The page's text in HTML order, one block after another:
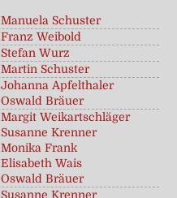
Manuela Schuster
Franz Weibold
Stefan Wurz
Martin Schuster
Johanna Apfelthaler
Oswald Bräuer
Margit Weikartschläger
Susanne Krenner
Monika Frank
Elisabeth Wais
Oswald Bräuer
Susanne Krenner